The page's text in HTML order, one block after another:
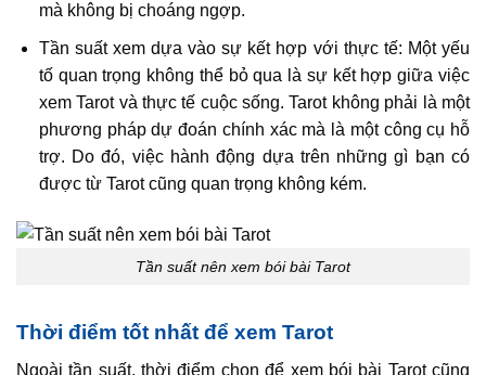
mà không bị choáng ngợp.
Tần suất xem dựa vào sự kết hợp với thực tế: Một yếu
tố quan trọng không thể bỏ qua là sự kết hợp giữa việc
xem Tarot và thực tế cuộc sống. Tarot không phải là một
phương pháp dự đoán chính xác mà là một công cụ hỗ
trợ. Do đó, việc hành động dựa trên những gì bạn có
được từ Tarot cũng quan trọng không kém.
Tần suất nên xem bói bài Tarot
Thời điểm tốt nhất để xem Tarot
Ngoài tần suất, thời điểm chọn để xem bói bài Tarot cũng